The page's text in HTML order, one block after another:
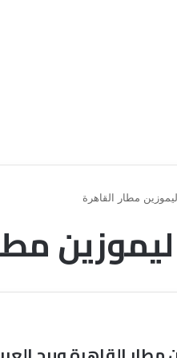
مطار القاهرة
ق
ن
ة